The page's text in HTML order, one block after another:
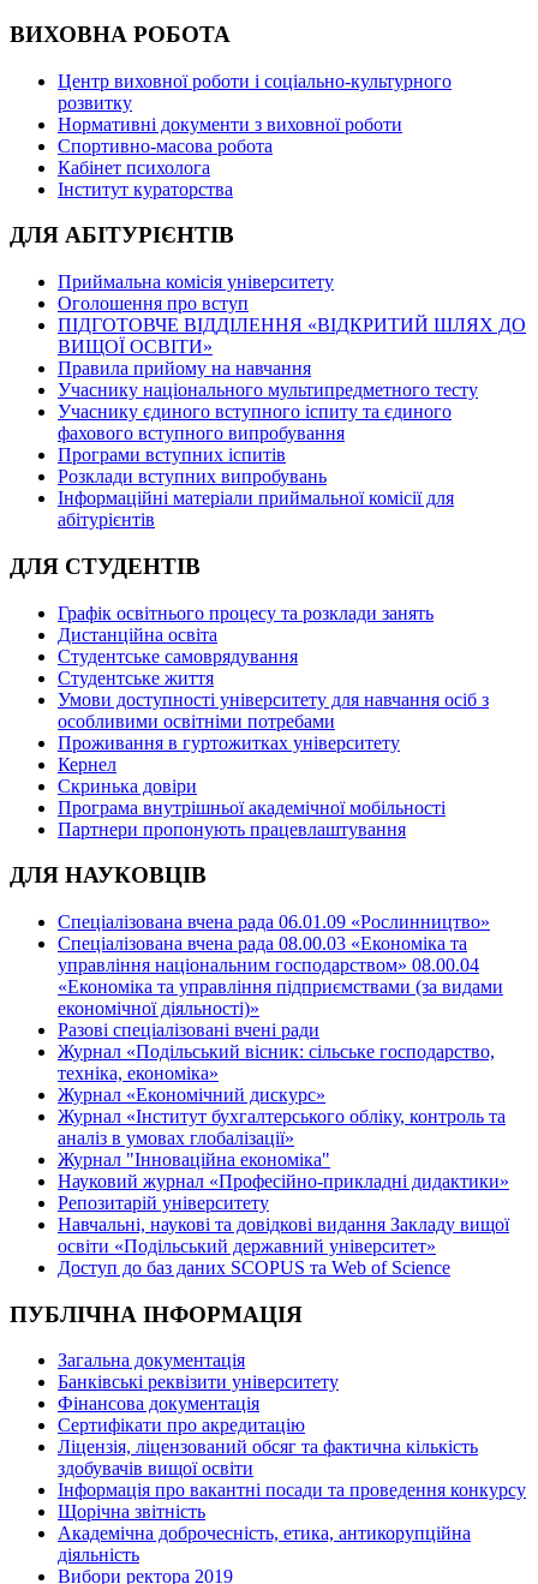
ВИХОВНА РОБОТА
Центр виховної роботи і соціально-культурного
розвитку
Нормативні документи з виховної роботи
Спортивно-масова робота
Кабінет психолога
Інститут кураторства
ДЛЯ АБІТУРІЄНТІВ
Приймальна комісія університету
Оголошення про вступ
ПІДГОТОВЧЕ ВІДДІЛЕННЯ «ВІДКРИТИЙ ШЛЯХ ДО
ВИЩОЇ ОСВІТИ»
Правила прийому на навчання
Учаснику національного мультипредметного тесту
Учаснику єдиного вступного іспиту та єдиного
фахового вступного випробування
Програми вступних іспитів
Розклади вступних випробувань
Інформаційні матеріали приймальної комісії для
абітурієнтів
ДЛЯ СТУДЕНТІВ
Графік освітнього процесу та розклади занять
Дистанційна освіта
Студентське самоврядування
Студентське життя
Умови доступності університету для навчання осіб з
особливими освітніми потребами
Проживання в гуртожитках університету
Кернел
Скринька довіри
Програма внутрішньої академічної мобільності
Партнери пропонують працевлаштування
ДЛЯ НАУКОВЦІВ
Спеціалізована вчена рада 06.01.09 «Рослинництво»
Спеціалізована вчена рада 08.00.03 «Економіка та
управління національним господарством» 08.00.04
«Економіка та управління підприємствами (за видами
економічної діяльності)»
Разові спеціалізовані вчені ради
Журнал «Подільський вісник: сільське господарство,
техніка, економіка»
Журнал «Економічний дискурс»
Журнал «Інститут бухгалтерського обліку, контроль та
аналіз в умовах глобалізації»
Журнал "Інноваційна економіка"
Науковий журнал «Професійно-прикладні дидактики»
Репозитарій університету
Навчальні, наукові та довідкові видання Закладу вищої
освіти «Подільський державний університет»
Доступ до баз даних SCOPUS та Web of Science
ПУБЛІЧНА ІНФОРМАЦІЯ
Загальна документація
Банківські реквізити університету
Фінансова документація
Сертифікати про акредитацію
Ліцензія, ліцензований обсяг та фактична кількість
здобувачів вищої освіти
Інформація про вакантні посади та проведення конкурсу
Щорічна звітність
Академічна доброчесність, етика, антикорупційна
діяльність
Вибори ректора 2019